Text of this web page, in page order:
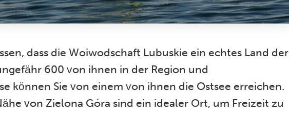
dass die Woiwodschaft Lubuskie ein echtes Land der
600 von ihnen in der Region und
können Sie von einem von ihnen die Ostsee erreichen.
von Zielona Góra sind ein idealer Ort, um Freizeit zu